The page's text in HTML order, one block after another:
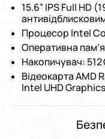
15.6” IPS Full HD
Процесор Intel
Оперативна
Накопичувач: 512
Відеокарта AMD
Intel UHD